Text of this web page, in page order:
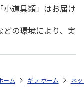
小道具類」はお届け
の環境により、実
2026 おつまみ・お惣菜
・夏ギフト特集 2026
ストア お中元・夏ギフト
ーム ギフトストア お
ホーム ネ